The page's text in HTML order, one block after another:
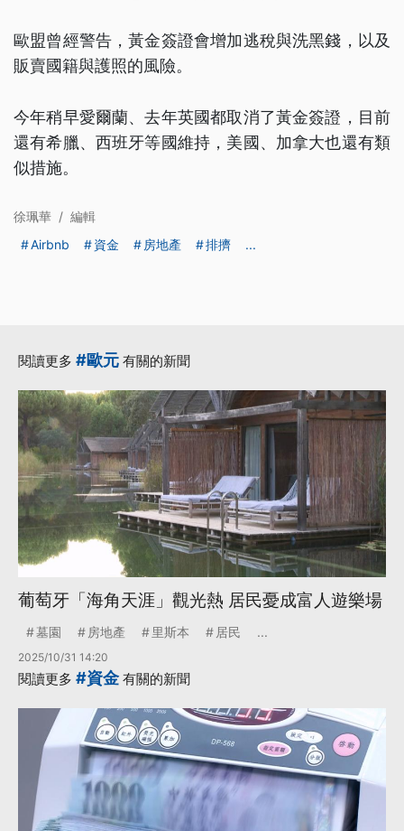
歐盟曾經警告，黃金簽證會增加逃稅與洗黑錢，以及
販賣國籍與護照的風險。
今年稍早愛爾蘭、去年英國都取消了黃金簽證，目前
還有希臘、西班牙等國維持，美國、加拿大也還有類
似措施。
徐珮華 / 編輯
Airbnb
資金 房地產 排擠 ...
閱讀更多 #歐元 有關的新聞
葡萄牙「海角天涯」觀光熱 居民憂成富人遊樂場
墓園 房地產 里斯本 居民 ...
2025/10/31 14:20
閱讀更多 #資金有關的新聞